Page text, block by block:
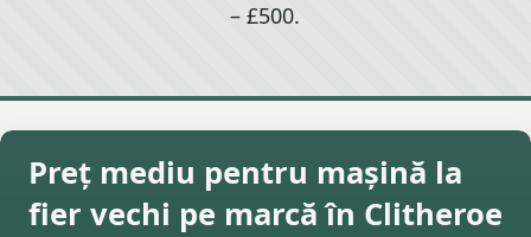
– £500.
Preț mediu pentru mașină la
fier vechi pe marcă în Clitheroe